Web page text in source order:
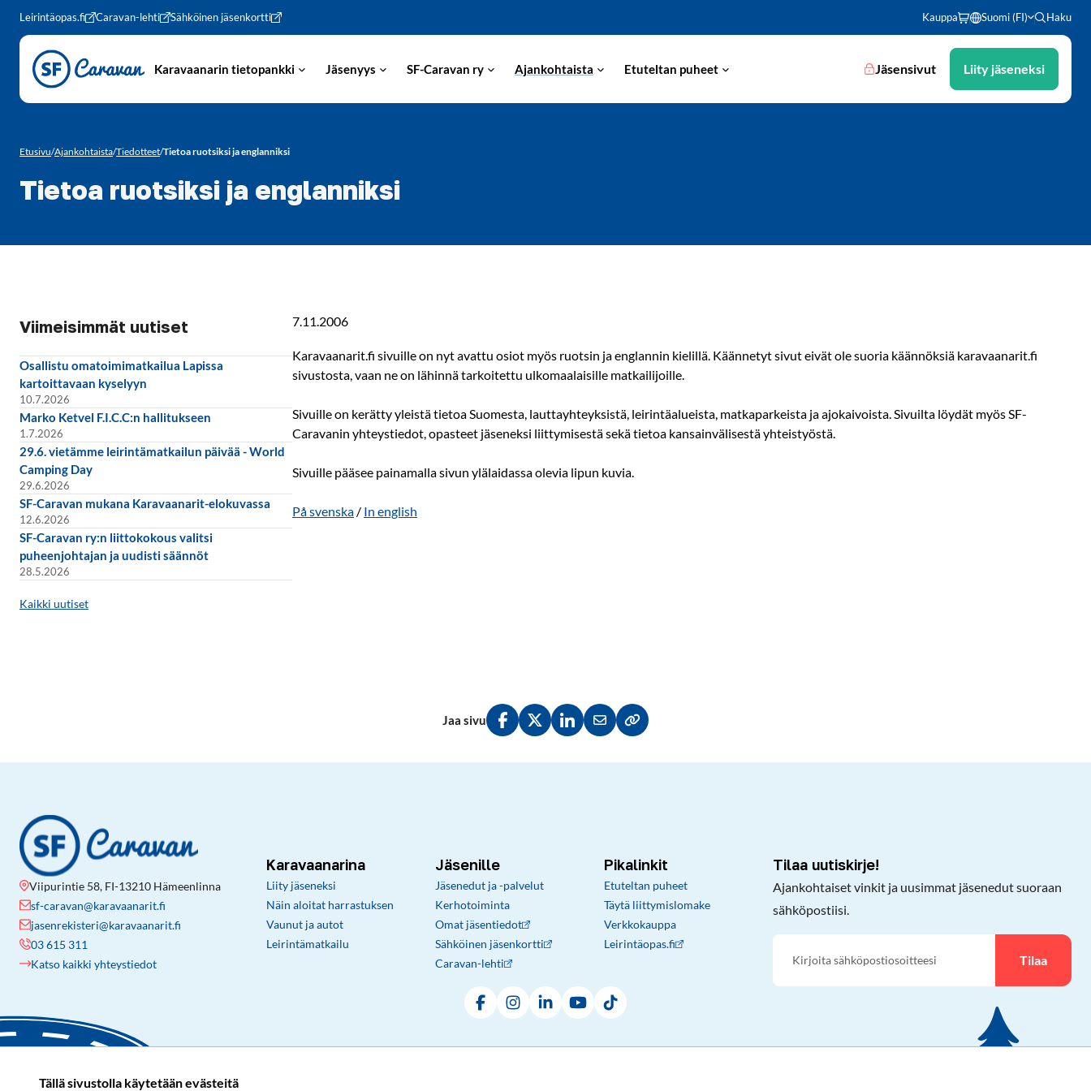
Tällä sivustolla käytetään evästeitä
Siirry sivun sisältöön
Leirintäopas.fi Caravan-lehti Sähköinen jäsenkortti Kauppa Suomi (FI) Haku
Karavaanarin tietopankki Jäsenyys SF-Caravan ry Ajankohtaista Etuteltan puheet Jäsensivut Liity jäseneksi
Etusivu/Ajankohtaista/Tiedotteet/Tietoa ruotsiksi ja englanniksi
Tietoa ruotsiksi ja englanniksi
7.11.2006
Karavaanarit.fi sivuille on nyt avattu osiot myös ruotsin ja englannin kielillä. Käännetyt sivut eivät ole suoria käännöksiä karavaanarit.fi
sivustosta, vaan ne on lähinnä tarkoitettu ulkomaalaisille matkailijoille.
Sivuille on kerätty yleistä tietoa Suomesta, lauttayhteyksistä, leirintäalueista, matkaparkeista ja ajokaivoista. Sivuilta löydät myös SF-
Caravanin yhteystiedot, opasteet jäseneksi liittymisestä sekä tietoa kansainvälisestä yhteistyöstä.
Sivuille pääsee painamalla sivun ylälaidassa olevia lipun kuvia.
På svenska / In english
Viimeisimmät uutiset
Osallistu omatoimimatkailua Lapissa
kartoittavaan kyselyyn
10.7.2026
Marko Ketvel F.I.C.C:n hallitukseen
1.7.2026
29.6. vietämme leirintämatkailun päivää - World
Camping Day
29.6.2026
SF-Caravan mukana Karavaanarit-elokuvassa
12.6.2026
SF-Caravan ry:n liittokokous valitsi
puheenjohtajan ja uudisti säännöt
28.5.2026
Kaikki uutiset
Jaa sivu
Jaa Facebookissa
Jaa Twitterissä
Jaa LinkedInissä
Jaa sähköpostitse
Kopioi linkki leikepöydälle
Viipurintie 58, FI-13210 Hämeenlinna
sf-caravan@karavaanarit.fi
jasenrekisteri@karavaanarit.fi
03 615 311
Katso kaikki yhteystiedot
Karavaanarina
Liity jäseneksi
Näin aloitat harrastuksen
Vaunut ja autot
Leirintämatkailu
Jäsenille
Jäsenedut ja -palvelut
Kerhotoiminta
Omat jäsentiedot
Sähköinen jäsenkortti
Caravan-lehti
Pikalinkit
Etuteltan puheet
Täytä liittymislomake
Verkkokauppa
Leirintäopas.fi
Tilaa uutiskirje!
Ajankohtaiset vinkit ja uusimmat jäsenedut suoraan
sähköpostiisi.
Tilaa
FacebookInstagramLinkedInYouTubeTikTok